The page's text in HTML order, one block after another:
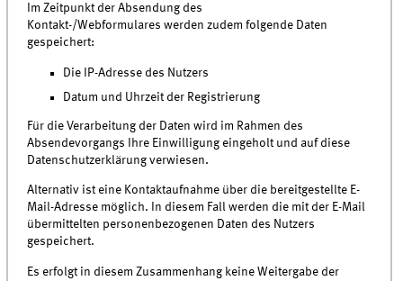
Im Zeitpunkt der Absendung des
Kontakt-/Webformulares werden zudem folgende Daten
gespeichert:
Die IP-Adresse des Nutzers
Datum und Uhrzeit der Registrierung
Für die Verarbeitung der Daten wird im Rahmen des
Absendevorgangs Ihre Einwilligung eingeholt und auf diese
Datenschutzerklärung verwiesen.
Alternativ ist eine Kontaktaufnahme über die bereitgestellte E-
Mail-Adresse möglich. In diesem Fall werden die mit der E-Mail
übermittelten personenbezogenen Daten des Nutzers
gespeichert.
Es erfolgt in diesem Zusammenhang keine Weitergabe der